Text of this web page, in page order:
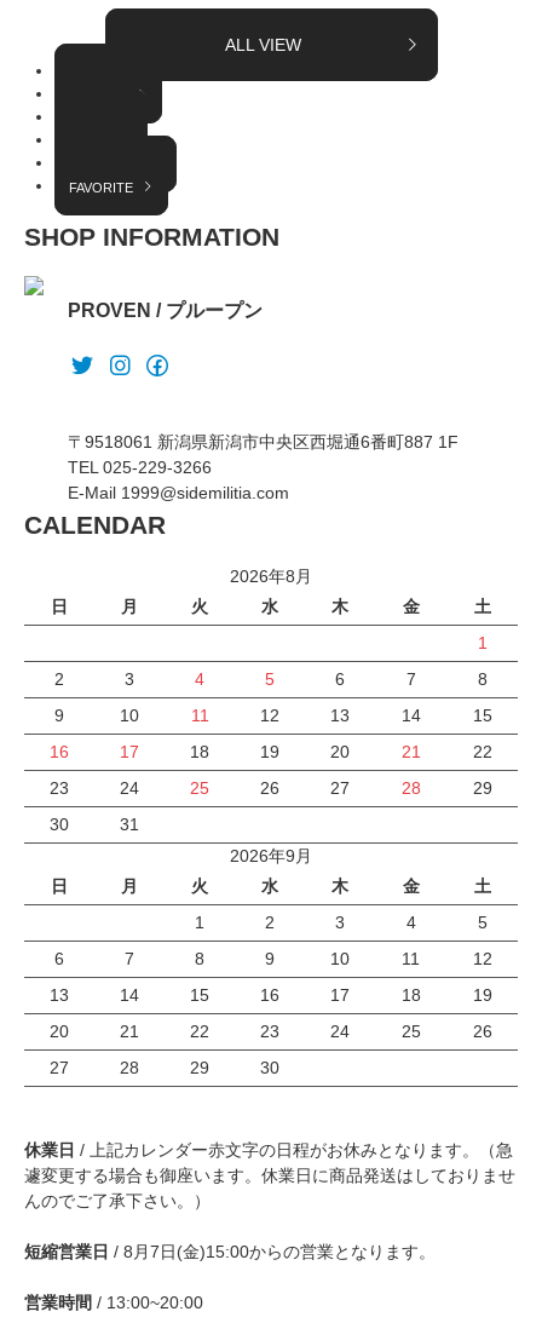
ALL VIEW
FAVORITE
SHOP INFORMATION
PROVEN / プループン
〒9518061 新潟県新潟市中央区西堀通6番町887 1F
TEL 025-229-3266
E-Mail 1999@sidemilitia.com
CALENDAR
2026年8月
日
月 火 水 木 金
土
1
2
3 4 5 6 7
8
9
10 11 12 13 14
15
16
17 18 19 20 21
22
23
24 25 26 27 28
29
30
31
2026年9月
日
月 火 水 木 金
土
1
2 3 4
5
6
7 8 9 10 11
12
13
14 15 16 17 18
19
20
21 22 23 24 25
26
27
28 29 30
休業日 / 上記カレンダー赤文字の日程がお休みとなります。（急
遽変更する場合も御座います。休業日に商品発送はしておりませ
んのでご了承下さい。）
短縮営業日 / 8月7日(金)15:00からの営業となります。
営業時間 / 13:00~20:00